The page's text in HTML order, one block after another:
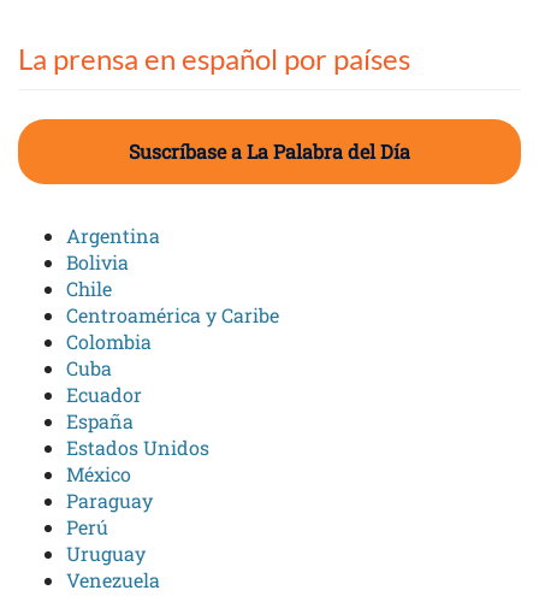
La prensa en español por países
Suscríbase a La Palabra del Día
Argentina
Bolivia
Chile
Centroamérica y Caribe
Colombia
Cuba
Ecuador
España
Estados Unidos
México
Paraguay
Perú
Uruguay
Venezuela